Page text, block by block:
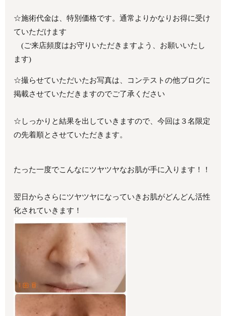
☆施術代金は、特別価格です。通常よりかなりお得に受け
ていただけます
(ご来店頻度はお守りいただきますよう、お願いいたし
ます)
☆撮らせていただいたお写真は、コンテストの他ブログに
掲載させていただきますのでご了承ください
☆しっかりと結果を出していきますので、今回は３名限定
の先着順とさせていただきます。
たった一度でこんなにツヤツヤなお肌が手に入ります！！
翌日からさらにツヤツヤになっていきお肌がどんどん活性
化されていきます！